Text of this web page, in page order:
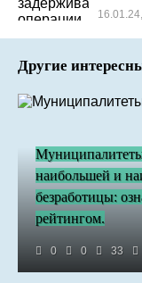
Другие
наибольшей и
безработицы:
рейтингом.
0 0 33